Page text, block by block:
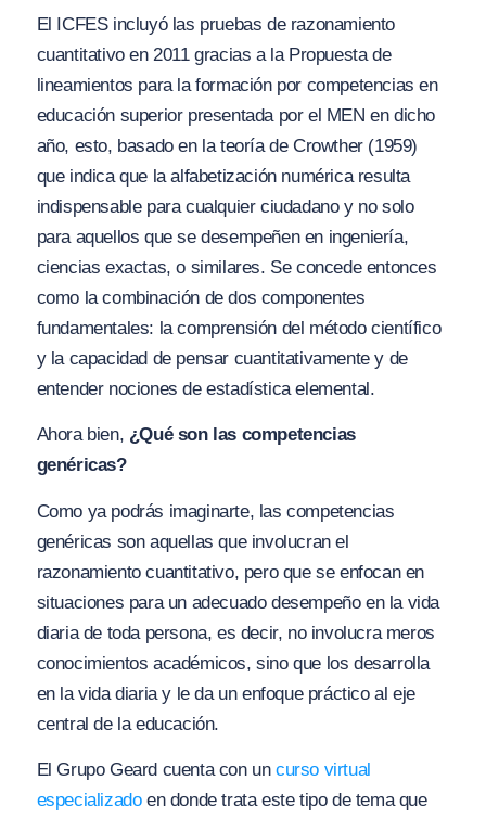
El ICFES incluyó las pruebas de razonamiento
cuantitativo en 2011 gracias a la Propuesta de
lineamientos para la formación por competencias en
educación superior presentada por el MEN en dicho
año, esto, basado en la teoría de Crowther (1959)
que indica que la alfabetización numérica resulta
indispensable para cualquier ciudadano y no solo
para aquellos que se desempeñen en ingeniería,
ciencias exactas, o similares. Se concede entonces
como la combinación de dos componentes
fundamentales: la comprensión del método científico
y la capacidad de pensar cuantitativamente y de
entender nociones de estadística elemental.
Ahora bien, ¿Qué son las competencias
genéricas?
Como ya podrás imaginarte, las competencias
genéricas son aquellas que involucran el
razonamiento cuantitativo, pero que se enfocan en
situaciones para un adecuado desempeño en la vida
diaria de toda persona, es decir, no involucra meros
conocimientos académicos, sino que los desarrolla
en la vida diaria y le da un enfoque práctico al eje
central de la educación.
El Grupo Geard cuenta con un curso virtual
especializadoen donde trata este tipo de tema que